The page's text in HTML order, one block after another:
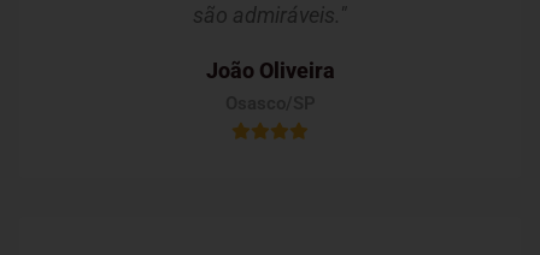
são admiráveis."
João Oliveira